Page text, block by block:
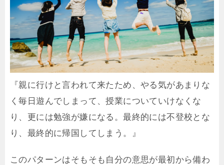
『親に行けと言われて来たため、やる気があまりな
く毎日遊んでしまって、授業についていけなくな
り、更には勉強が嫌になる。最終的には不登校とな
り、最終的に帰国してしまう。』
このパターンはそもそも自分の意思が最初から備わ